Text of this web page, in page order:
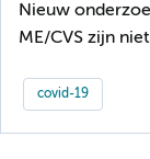
Nieuw
ME/CVS zijn
covid-19